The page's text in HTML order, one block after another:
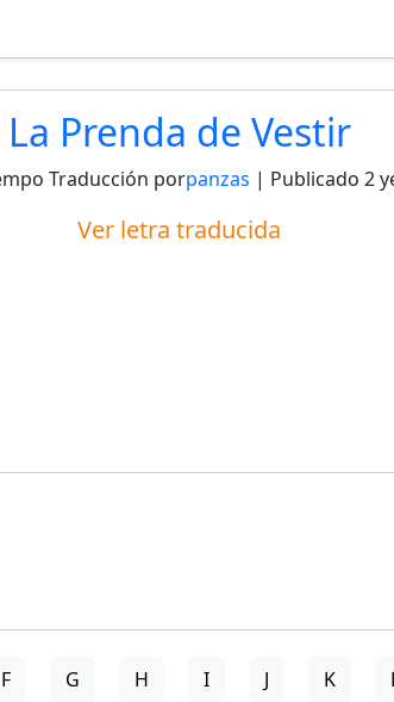
La Prenda de Vestir
Traducción porpanzas | Publicado2
Ver letra traducida
F G H I J K